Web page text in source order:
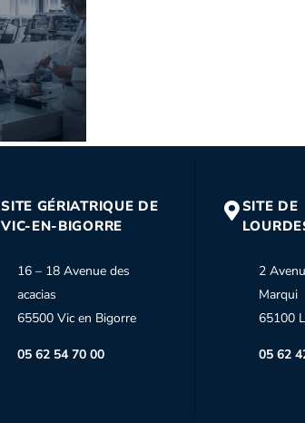
SITE GÉRIATRIQUE DE
VIC-EN-BIGORRE
16 – 18 Avenue des
acacias
65500 Vic en Bigorre
05 62 54 70 00
SITE DE
2
Marqui
65100
05 62